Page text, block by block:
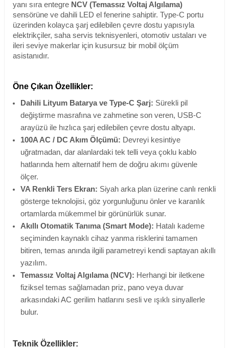
yanı sıra entegre NCV (Temassız Voltaj Algılama)
sensörüne ve dahili LED el fenerine sahiptir. Type-C portu
üzerinden kolayca şarj edilebilen çevre dostu yapısıyla
elektrikçiler, saha servis teknisyenleri, otomotiv ustaları ve
ileri seviye makerlar için kusursuz bir mobil ölçüm
asistanıdır.
Öne Çıkan Özellikler:
Dahili Lityum Batarya ve Type-C Şarj: Sürekli pil
değiştirme masrafına ve zahmetine son veren, USB-C
arayüzü ile hızlıca şarj edilebilen çevre dostu altyapı.
100A AC / DC Akım Ölçümü: Devreyi kesintiye
uğratmadan, dar alanlardaki tek telli veya çoklu kablo
hatlarında hem alternatif hem de doğru akımı güvenle
ölçer.
VA Renkli Ters Ekran: Siyah arka plan üzerine canlı renkli
gösterge teknolojisi, göz yorgunluğunu önler ve karanlık
ortamlarda mükemmel bir görünürlük sunar.
Akıllı Otomatik Tanıma (Smart Mode): Hatalı kademe
seçiminden kaynaklı cihaz yanma risklerini tamamen
bitiren, temas anında ilgili parametreyi kendi saptayan akıllı
yazılım.
Temassız Voltaj Algılama (NCV): Herhangi bir iletkene
fiziksel temas sağlamadan priz, pano veya duvar
arkasındaki AC gerilim hatlarını sesli ve ışıklı sinyallerle
bulur.
Teknik Özellikler: